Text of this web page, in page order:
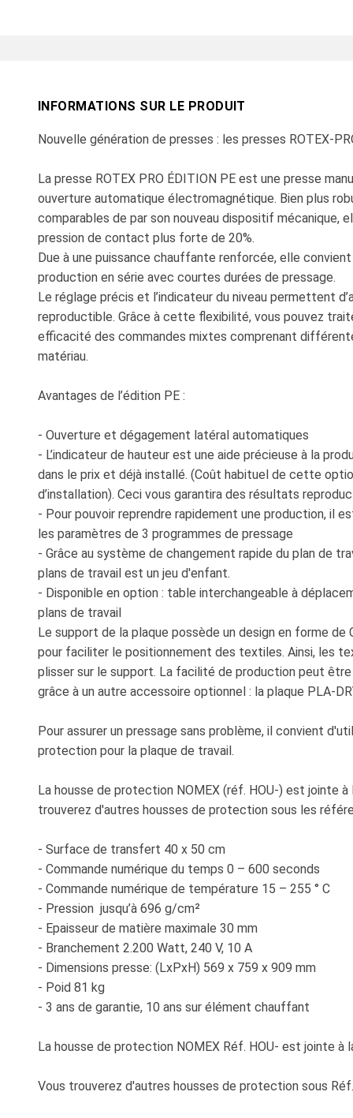
INFORMATIONS SUR LE PRODUIT
Nouvelle génération de presses : les presses ROTEX-
La presse ROTEX PRO ÉDITION PE est une presse
ouverture automatique électromagnétique. Bien plus
comparables de par son nouveau dispositif mécanique,
pression de contact plus forte de 20%.
Due à une puissance chauffante renforcée, elle
production en série avec courtes durées de pressage.
Le réglage précis et l’indicateur du niveau permettent
reproductible. Grâce à cette flexibilité, vous pouvez
efficacité des commandes mixtes comprenant
matériau.
Avantages de l’édition PE :
- Ouverture et dégagement latéral automatiques
- L’indicateur de hauteur est une aide précieuse à la
dans le prix et déjà installé. (Coût habituel de cette
d’installation). Ceci vous garantira des résultats
- Pour pouvoir reprendre rapidement une production, il
les paramètres de 3 programmes de pressage
- Grâce au système de changement rapide du plan de
plans de travail est un jeu d'enfant.
- Disponible en option : table interchangeable à
plans de travail
Le support de la plaque possède un design en forme de
pour faciliter le positionnement des textiles. Ainsi, les
plisser sur le support. La facilité de production peut
grâce à un autre accessoire optionnel : la plaque PLA-
Pour assurer un pressage sans problème, il convient
protection pour la plaque de travail.
La housse de protection NOMEX (réf. HOU-) est jointe à
trouverez d'autres housses de protection sous les
- Surface de transfert 40 x 50 cm
- Commande numérique du temps 0 – 600 seconds
- Commande numérique de température 15 – 255 ° C
- Pression jusqu’à 696 g/cm²
- Epaisseur de matière maximale 30 mm
- Branchement 2.200 Watt, 240 V, 10 A
- Dimensions presse: (LxPxH) 569 x 759 x 909 mm
- Poid 81 kg
- 3 ans de garantie, 10 ans sur élément chauffant
La housse de protection NOMEX Réf. HOU- est jointe à
Vous trouverez d'autres housses de protection sous